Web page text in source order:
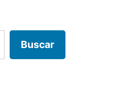
Buscar